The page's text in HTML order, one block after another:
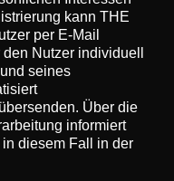
kann THE
per E-Mail
Nutzer individuell
seines
Über die
informiert
diesem Fall in der